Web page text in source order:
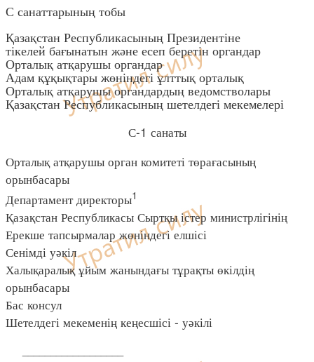
С санаттарының тобы
Қазақстан Республикасының Президентіне
тікелей бағынатын және есеп беретін органдар
Орталық атқарушы органдар
Адам құқықтары жөніндегі ұлттық орталық
Орталық атқарушы органдардың ведомстволары
Қазақстан Республикасының шетелдегі мекемелері
С-1 санаты
Орталық атқарушы орган комитеті төрағасының
орынбасары
Департамент директоры1
Қазақстан Республикасы Сыртқы істер министрлігінің
Ерекше тапсырмалар жөніндегі елшісі
Сенімді уәкіл
Халықаралық ұйым жанындағы тұрақты өкілдің
орынбасары
Бас консул
Шетелдегі мекеменің кеңесшісі - уәкілі